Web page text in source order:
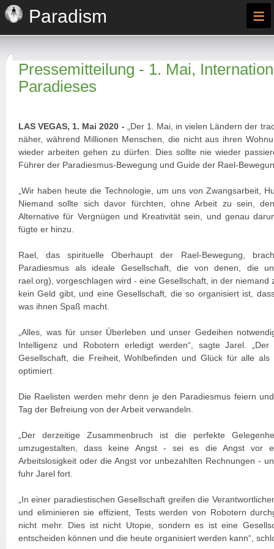
Paradism ≡
Pressemitteilung - 1. Mai,
Paradieses
LAS VEGAS, 1. Mai 2020 -
„Der 1. Mai, in vielen Ländern der
näher, während Millionen Menschen, die nicht aus ihren
wieder arbeiten gehen zu dürfen. Dies sollte nie wieder
Führer der Paradiesmus-Bewegung und Guide der Rael-
„Wir haben heute die Technologie, um uns von Zwangsarbeit,
Niemand sollte sich davor fürchten, ohne Arbeit zu sein,
Alternative für Vergnügen und Kreativität sein, und genau
fügte er hinzu.
Rael, das spirituelle Oberhaupt der Rael-Bewegung,
Paradiesmus als ideale Gesellschaft, die von denen, die
rael.org), vorgeschlagen wird - eine Gesellschaft, in der niemand
kein Geld gibt, und eine Gesellschaft, die so organisiert ist,
was ihnen Spaß macht.
„Alles, was für unser Überleben und unser Gedeihen
Intelligenz und Robotern erledigt werden“, sagte Jarel.
Gesellschaft, die Freiheit, Wohlbefinden und Glück für alle
optimiert.
Die Raelisten werden mehr denn je den Paradiesmus feiern
Tag der Befreiung von der Arbeit verwandeln.
„Der derzeitige Zusammenbruch ist die perfekte
umzugestalten, dass keine Angst - sei es die Angst vor
Arbeitslosigkeit oder die Angst vor unbezahlten Rechnungen -
fuhr Jarel fort.
„In einer paradiestischen Gesellschaft greifen die
und eliminieren sie effizient, Tests werden von Robotern
nicht mehr. Dies ist nicht Utopie, sondern es ist eine
entscheiden können und die heute organisiert werden kann“,